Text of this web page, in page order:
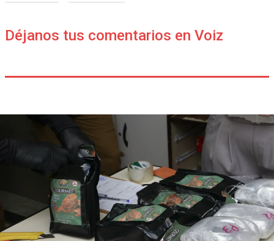
Déjanos tus comentarios en Voiz